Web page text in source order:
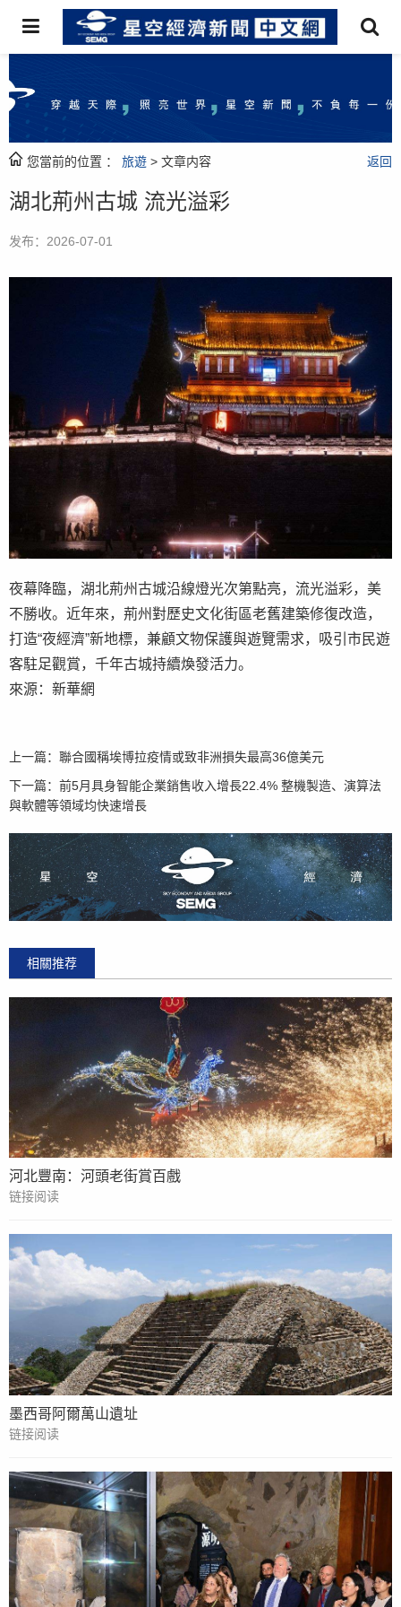
您當前的位置 ： 旅遊 > 文章内容 返回
湖北荊州古城 流光溢彩
发布：2026-07-01
夜幕降臨，湖北荊州古城沿線燈光次第點亮，流光溢彩，美
不勝收。近年來，荊州對歷史文化街區老舊建築修復改造，
打造“夜經濟”新地標，兼顧文物保護與遊覽需求，吸引市民遊
客駐足觀賞，千年古城持續煥發活力。
來源：新華網
上一篇： 聯合國稱埃博拉疫情或致非洲損失最高36億美元
下一篇： 前5月具身智能企業銷售收入增長22.4% 整機製造、演算法
與軟體等領域均快速增長
相關推荐
河北豐南：河頭老街賞百戲
链接阅读
墨西哥阿爾萬山遺址
链接阅读